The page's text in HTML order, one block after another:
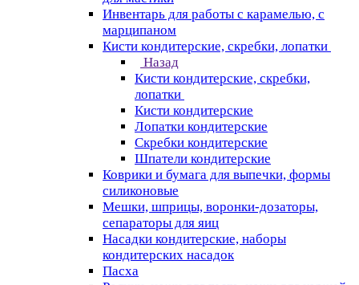
Инвентарь для работы с карамелью, с
марципаном
Кисти кондитерские, скребки, лопатки
Назад
Кисти кондитерские, скребки,
лопатки
Кисти кондитерские
Лопатки кондитерские
Скребки кондитерские
Шпатели кондитерские
Коврики и бумага для выпечки, формы
силиконовые
Мешки, шприцы, воронки-дозаторы,
сепараторы для яиц
Насадки кондитерские, наборы
кондитерских насадок
Пасха